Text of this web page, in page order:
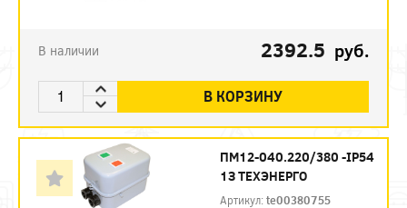
В наличии 2392.5 руб.
В КОРЗИНУ
ПМ12-040.220/380 -IP54
1З ТЕХЭНЕРГО
Артикул:te00380755